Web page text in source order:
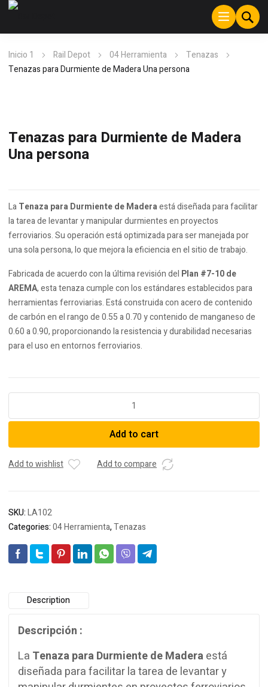
Inicio 1 Rail Depot 04 Herramienta
Tenazas
Tenazas para Durmiente de Madera Una persona
Tenazas para Durmiente de Madera
Una persona
LaTenaza para Durmiente de Maderaestá diseñada para facilitar
la tarea de levantar y manipular durmientes en proyectos
ferroviarios. Su operación está optimizada para ser manejada por
una sola persona, lo que mejora la eficiencia en el sitio de trabajo.
Fabricada de acuerdo con la última revisión del Plan #7-10 de
AREMA, esta tenaza cumple con los estándares establecidos para
herramientas ferroviarias. Está construida con acero de contenido
de carbón en el rango de 0.55 a 0.70 y contenido de manganeso de
0.60 a 0.90, proporcionando la resistencia y durabilidad necesarias
para el uso en entornos ferroviarios.
Durmiente
Madera
Una
Add to cart
Add to wishlist Add to compare
SKU:LA102
Categories:04 Herramienta,Tenazas
Description
Descripción :
La Tenaza para Durmiente de Maderaestá
diseñada para facilitar la tarea de levantar y